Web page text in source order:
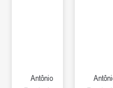
Antônio